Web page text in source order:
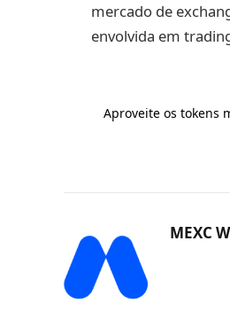
mercado de
envolvida em
Aproveite os tokens
MEXC